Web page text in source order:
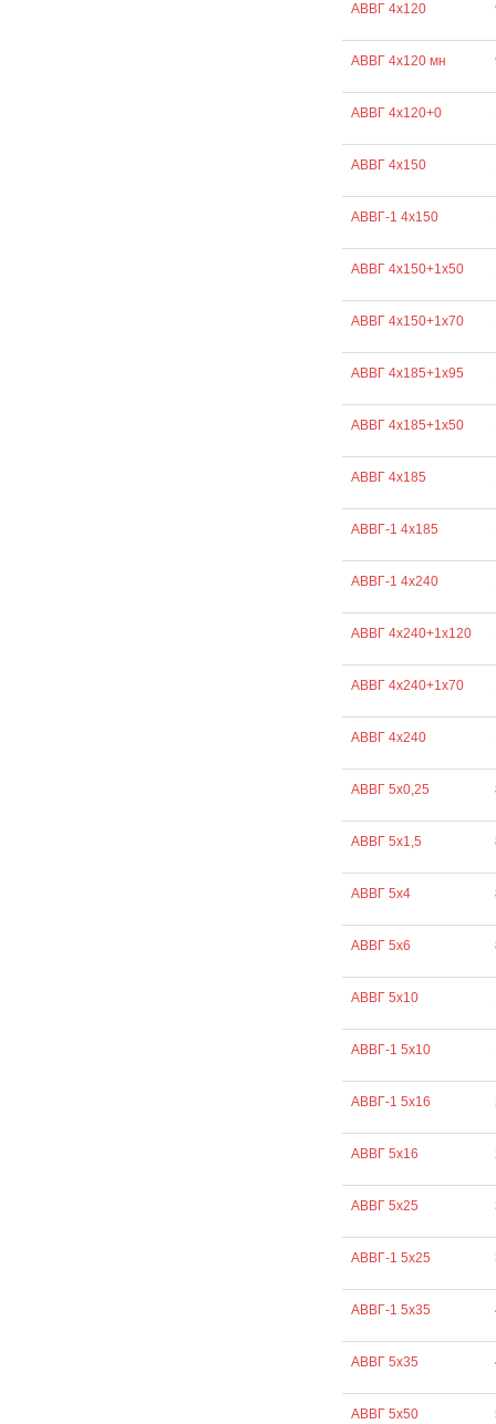
АВВГ 4х120
АВВГ 4х120 мн
АВВГ 4х120+0
АВВГ 4х150
АВВГ-1 4х150
АВВГ 4х150+1х50
АВВГ 4х150+1х70
АВВГ 4х185+1х95
АВВГ 4х185+1х50
АВВГ 4х185
АВВГ-1 4х185
АВВГ-1 4х240
АВВГ 4х240+1х120
АВВГ 4х240+1х70
АВВГ 4х240
АВВГ 5х0,25
АВВГ 5х1,5
АВВГ 5х4
АВВГ 5х6
АВВГ 5х10
АВВГ-1 5х10
АВВГ-1 5х16
АВВГ 5х16
АВВГ 5х25
АВВГ-1 5х25
АВВГ-1 5х35
АВВГ 5х35
АВВГ 5х50